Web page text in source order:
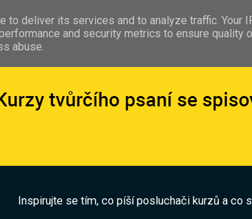
Inspirujte se tím, co píší posluchači kurzů a co
to deliver its services and to analyze traffic. Your
and security metrics to ensure quality
abuse.